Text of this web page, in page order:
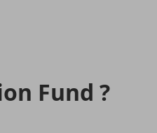
Fund ?